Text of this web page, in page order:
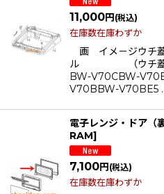
11,000円(税込)
在庫数在庫わずか
画 イメ－ジウチ
ル （ウチ蓋、
BW-V70CBW-
V70BBW-V70BE5
電子レンジ・ドア（
RAM]
7,100円 (税込)
在庫数在庫わずか